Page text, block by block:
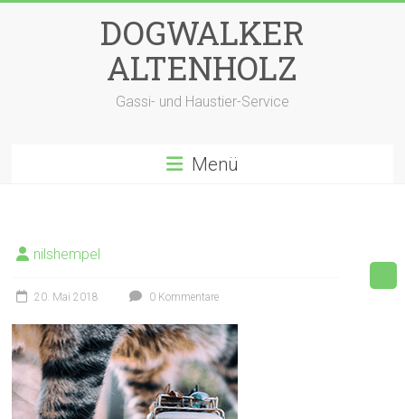
DOGWALKER
ALTENHOLZ
Gassi- und Haustier-Service
Menü
nilshempel
20. Mai 2018 0 Kommentare